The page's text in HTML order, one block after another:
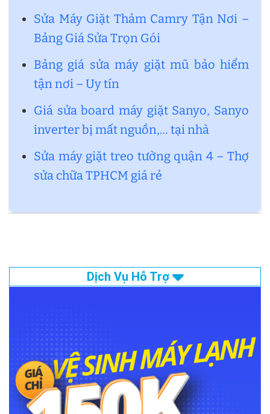
Sửa Máy Giặt Thảm Camry Tận Nơi –
Bảng Giá Sửa Trọn Gói
Bảng giá sửa máy giặt mũ bảo hiểm
tận nơi – Uy tín
Giá sửa board máy giặt Sanyo, Sanyo
inverter bị mất nguồn,… tại nhà
Sửa máy giặt treo tường quận 4 – Thợ
sửa chữa TPHCM giá rẻ
Dịch Vụ Hỗ Trợ